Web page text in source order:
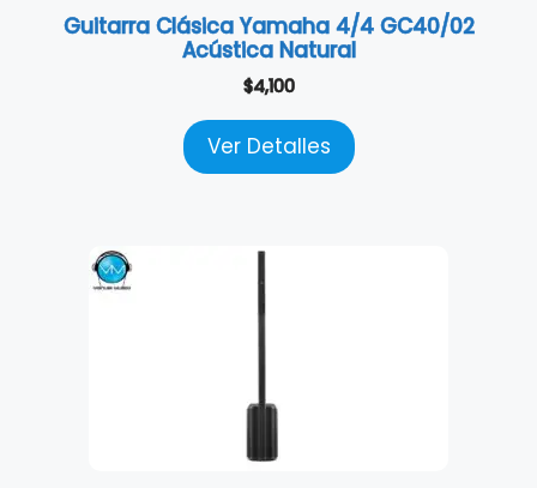
Guitarra Clásica Yamaha 4/4 GC40/02
Acústica Natural
$4,100
Ver Detalles